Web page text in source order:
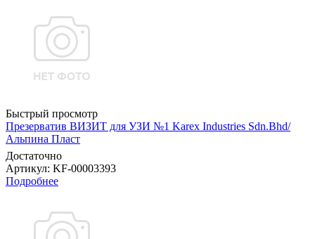
Быстрый просмотр
Презерватив ВИЗИТ для УЗИ №1 Karex Industries Sdn.Bhd/
Альпина Пласт
Достаточно
Артикул: KF-00003393
Подробнее